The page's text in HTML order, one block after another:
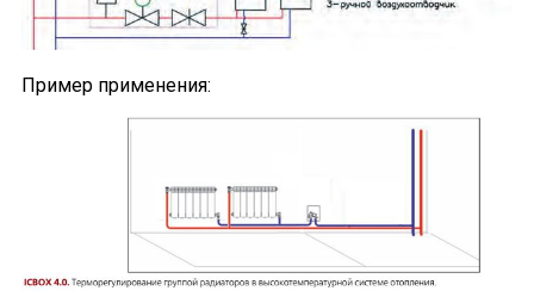
Пример применения: